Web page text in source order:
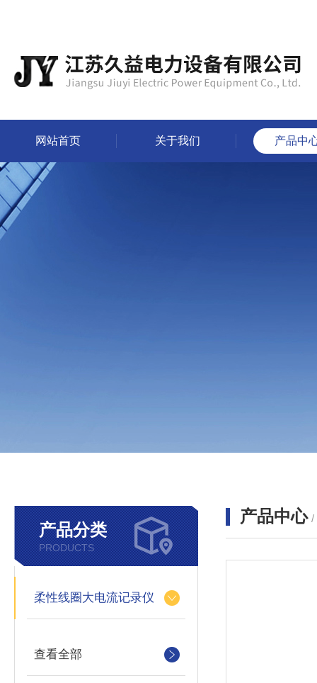
网站首页 关于我们 产品中
产品分类
PRODUCTS
柔性线圈大电流记录仪
查看全部
产品中心 /